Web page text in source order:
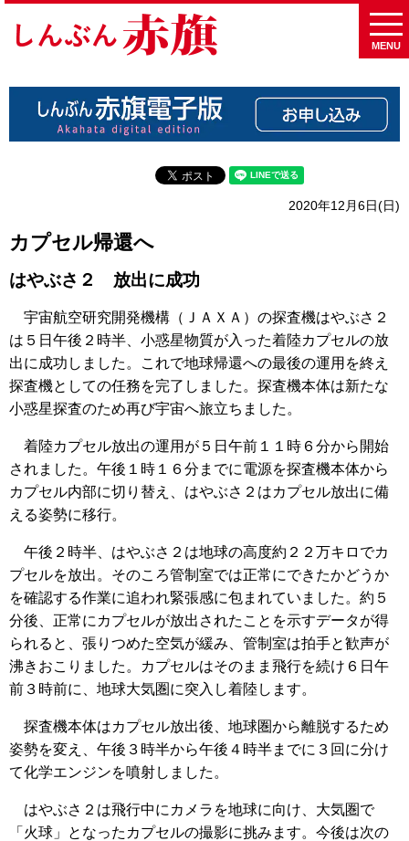
MENU
2020年12月6日(日)
カプセル帰還へ
はやぶさ２ 放出に成功
宇宙航空研究開発機構（ＪＡＸＡ）の探査機はやぶさ２
は５日午後２時半、小惑星物質が入った着陸カプセルの放
出に成功しました。これで地球帰還への最後の運用を終え
探査機としての任務を完了しました。探査機本体は新たな
小惑星探査のため再び宇宙へ旅立ちました。
着陸カプセル放出の運用が５日午前１１時６分から開始
されました。午後１時１６分までに電源を探査機本体から
カプセル内部に切り替え、はやぶさ２はカプセル放出に備
える姿勢に移行。
午後２時半、はやぶさ２は地球の高度約２２万キロでカ
プセルを放出。そのころ管制室では正常にできたかどうか
を確認する作業に追われ緊張感に包まれていました。約５
分後、正常にカプセルが放出されたことを示すデータが得
られると、張りつめた空気が緩み、管制室は拍手と歓声が
沸きおこりました。カプセルはそのまま飛行を続け６日午
前３時前に、地球大気圏に突入し着陸します。
探査機本体はカプセル放出後、地球圏から離脱するため
姿勢を変え、午後３時半から午後４時半までに３回に分け
て化学エンジンを噴射しました。
はやぶさ２は飛行中にカメラを地球に向け、大気圏で
「火球」となったカプセルの撮影に挑みます。今後は次の